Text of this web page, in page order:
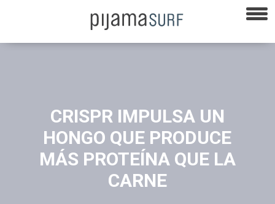
CRISPR IMPULSA UN
HONGO QUE PRODUCE
MÁS PROTEÍNA QUE LA
CARNE